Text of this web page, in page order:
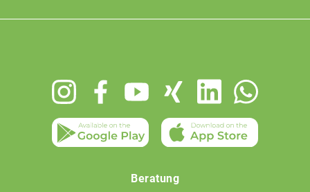
Beratung